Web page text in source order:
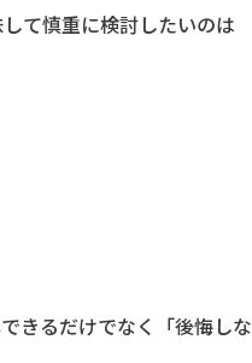
て慎重に検討したいのは
きるだけでなく「後悔しな